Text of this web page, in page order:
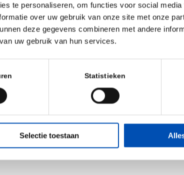
te personaliseren, om functies voor social media
over uw gebruik van onze site met onze
deze gegevens combineren met andere
uw gebruik van hun services.
Statistieken
Selectie toestaan